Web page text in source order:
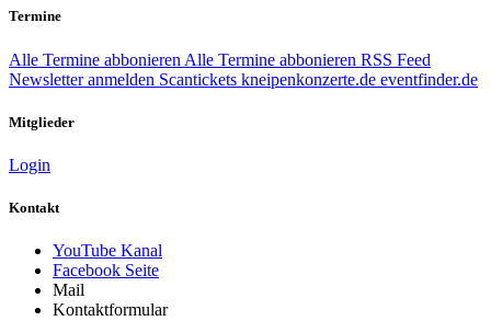
Termine
Alle Termine abbonieren Alle Termine abbonieren RSS Feed
Newsletter anmelden Scantickets kneipenkonzerte.de eventfinder.de
Mitglieder
Login
Kontakt
YouTube Kanal
Facebook Seite
Mail
Kontaktformular